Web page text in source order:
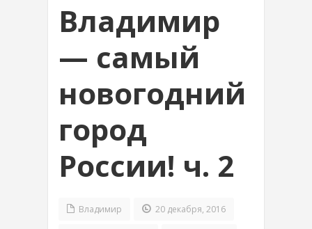
Владимир
— самый
новогодний
город
России! ч. 2
Владимир 20 декабря, 2016